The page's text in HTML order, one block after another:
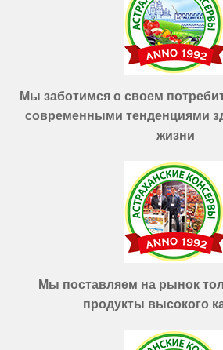
Мы заботимся о своем
современными тенденциями
жизни
Мы поставляем на рынок
продукты высокого